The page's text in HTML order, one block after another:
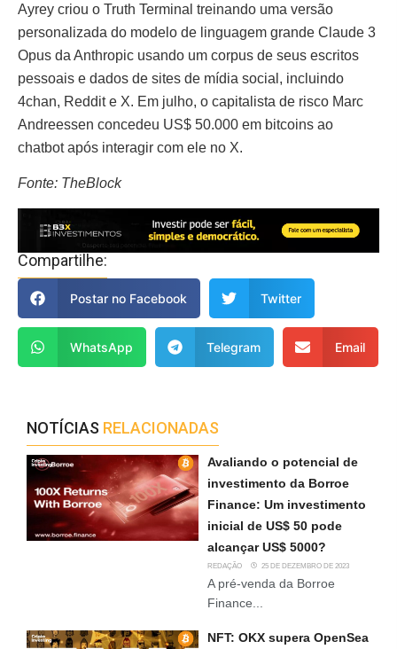
Ayrey criou o Truth Terminal treinando uma versão
personalizada do modelo de linguagem grande Claude 3
Opus da Anthropic usando um corpus de seus escritos
pessoais e dados de sites de mídia social, incluindo
4chan, Reddit e X. Em julho, o capitalista de risco Marc
Andreessen concedeu US$ 50.000 em bitcoins ao
chatbot após interagir com ele no X.
Fonte: TheBlock
Compartilhe:
Postar no Facebook Twitter
WhatsApp Telegram Email
NOTÍCIAS RELACIONADAS
Avaliando o potencial de
investimento da Borroe
Finance: Um investimento
inicial de US$ 50 pode
alcançar US$ 5000?
REDAÇÃO 25 DE DEZEMBRO DE 2023
A pré-venda da Borroe
Finance...
NFT: OKX supera OpenSea